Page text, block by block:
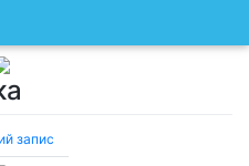
запис